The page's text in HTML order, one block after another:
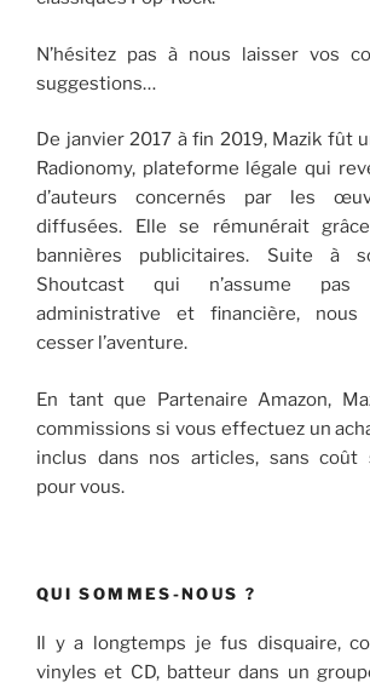
N’hésitez pas à nous laisser vos
suggestions…
De janvier 2017 à fin 2019, Mazik fût
Radionomy, plateforme légale qui
d’auteurs concernés par les
diffusées. Elle se rémunérait
bannières publicitaires. Suite à
Shoutcast qui n’assume
administrative et financière, nous
cesser l’aventure.
En tant que Partenaire Amazon,
commissions si vous effectuez un
inclus dans nos articles, sans coût
pour vous.
QUI SOMMES-NOUS ?
Il y a longtemps je fus disquaire,
vinyles et CD, batteur dans un